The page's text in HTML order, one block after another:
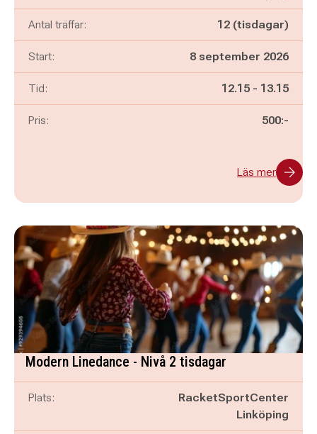
Antal träffar: 12 (tisdagar)
Start: 8 september 2026
Tid: Pågår mellan
12.15 - och
13.15
Pris: 500:-
Läs mer
Modern Linedance - Nivå 2 tisdagar
Plats:
RacketSportCenter
Linköping